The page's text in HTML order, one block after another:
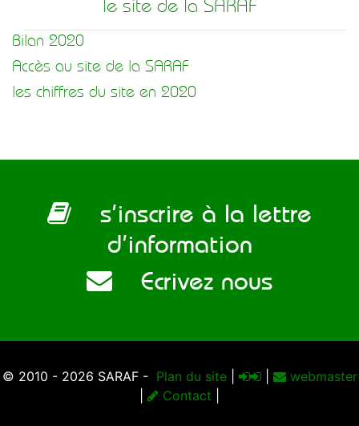
le site de la SARAF
Bilan 2020
Accès au site de la SARAF
les chiffres du site en 2020
s’inscrire à la lettre
d’information
Ecrivez nous
© 2010 - 2026 SARAF - Plan du site|
webmaster
Contact